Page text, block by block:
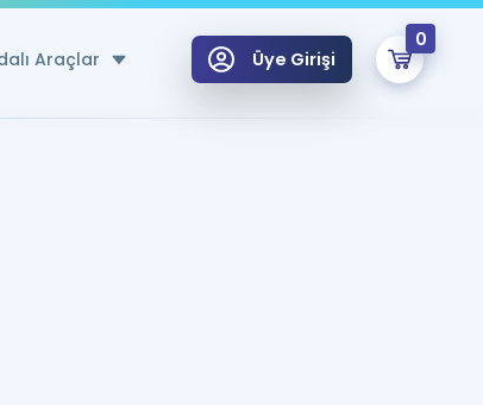
Araçlar
Aracı
Üye Girişi
0
ile seni sınava hazırlayacak onlarca eğitim seni bekliyor!